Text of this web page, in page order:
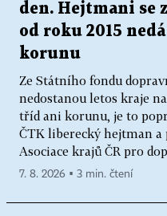
den. Hejtmani se
od roku 2015
korunu
Ze Státního fondu
nedostanou letos kraje
tříd ani korunu, je to
ČTK liberecký hejtman a
Asociace krajů ČR pro
7. 8. 2026 ▪ 3 min. čtení